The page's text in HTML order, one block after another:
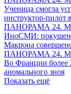
Ученица смогла
инструктор-пилот
ПАНОРАМА 24.
ИноСМИ:
Макрона
ПАНОРАМА 24.
Во Франции более
аномального зноя
Показать ещё